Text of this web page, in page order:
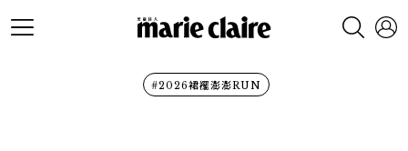
#2026裙襬澎澎RUN